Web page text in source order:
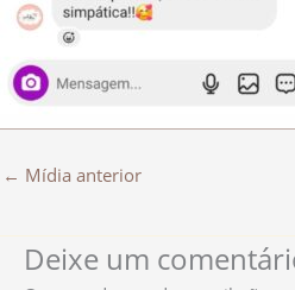
← Mídia anterior
Deixe um